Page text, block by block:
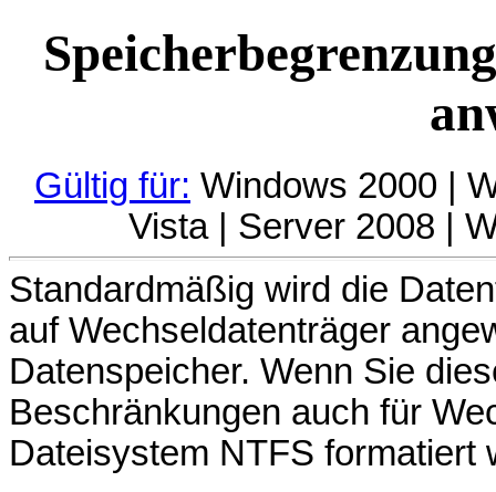
Gültig für: Windows 2000 |
Vista | Server 2008 |
Standardmäßig wird die
auf Wechseldatenträger
Datenspeicher. Wenn Sie
Beschränkungen auch für
Dateisystem NTFS formatiert